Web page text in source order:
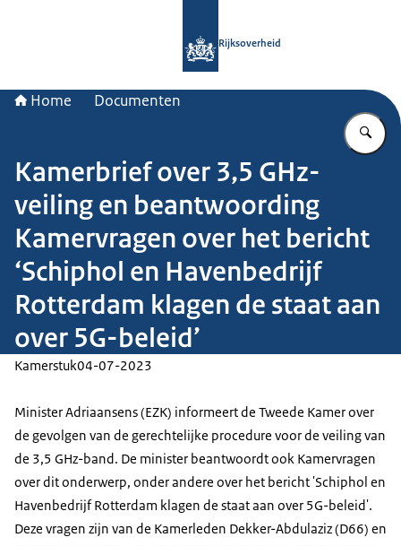
Rijksoverheid
Home Documenten
Kamerbrief over 3,5 GHz-
veiling en beantwoording
Kamervragen over het bericht
‘Schiphol en Havenbedrijf
Rotterdam klagen de staat aan
over 5G-beleid’
Kamerstuk04-07-2023
Minister Adriaansens (EZK) informeert de Tweede Kamer over
de gevolgen van de gerechtelijke procedure voor de veiling van
de 3,5 GHz-band. De minister beantwoordt ook Kamervragen
over dit onderwerp, onder andere over het bericht 'Schiphol en
Havenbedrijf Rotterdam klagen de staat aan over 5G-beleid'.
Deze vragen zijn van de Kamerleden Dekker-Abdulaziz (D66) en